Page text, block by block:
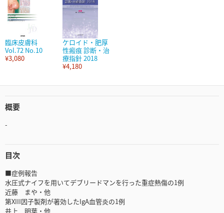
臨床皮膚科
Vol.72 No.10
¥3,080
ケロイド・肥厚
性瘢痕 診断・治
療指針 2018
¥4,180
概要
-
目次
■症例報告
水圧式ナイフを用いてデブリードマンを行った重症熱傷の1例
近藤 まや・他
第XIII因子製剤が著効したIgA血管炎の1例
井上 明葉・他